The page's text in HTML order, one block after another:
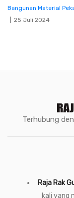
Bangunan Material
25 Juli 2024
Terhubung
Raja Rak
kali yang